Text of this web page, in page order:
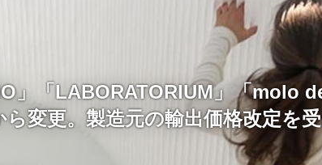
」「LABORATORIUM」「molo
変更。製造元の輸出価格改定を